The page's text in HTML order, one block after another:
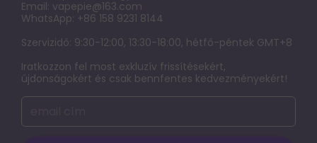
Fontos közlemény: Frissítés a webhely-hozzáférésről
Terms of service
ADATVÉDELMI NYILATKOZAT
Email: vapepie@163.com
WhatsApp: +86 158 9231 8144
Szervizidő: 9:30-12:00, 13:30-18:00, hétfő-péntek GMT+8
Iratkozzon fel most exkluzív frissítésekért,
újdonságokért és csak bennfentes kedvezményekért!